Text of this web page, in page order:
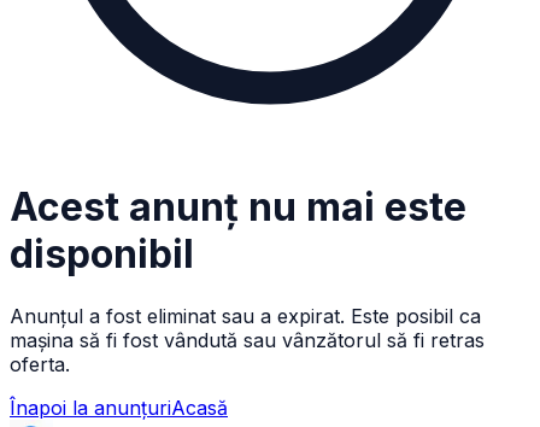
Acest anunț nu mai este
disponibil
Anunțul a fost eliminat sau a expirat. Este posibil ca
mașina să fi fost vândută sau vânzătorul să fi retras
oferta.
Înapoi la anunțuriAcasă